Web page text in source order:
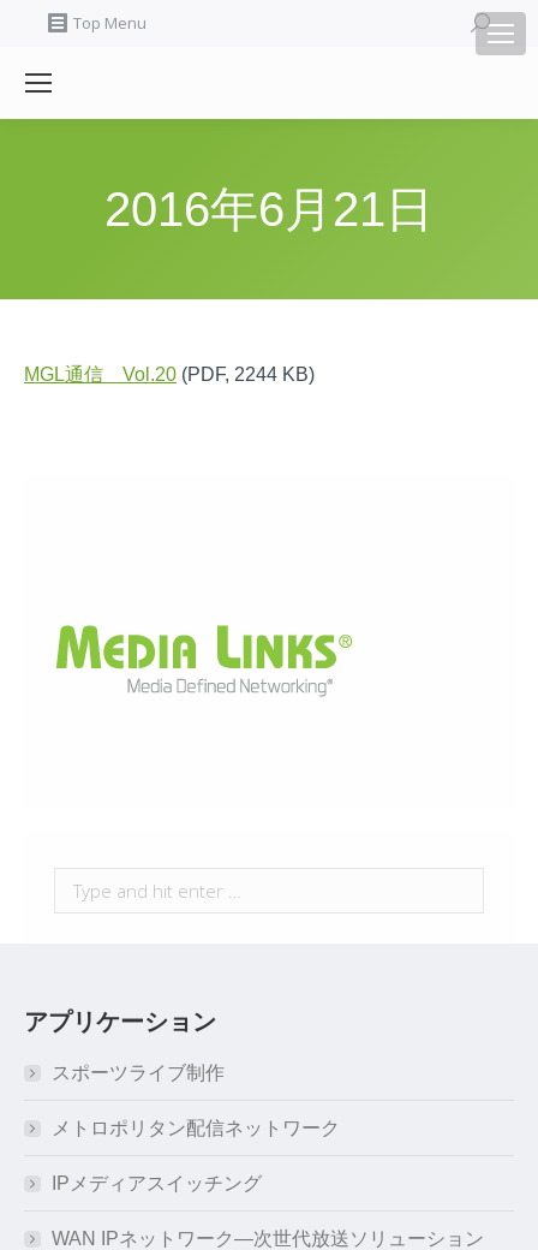
Top Menu Search:
2016年6月21日
MGL通信 Vol.20 (PDF, 2244 KB)
Search:
アプリケーション
スポーツライブ制作
メトロポリタン配信ネットワーク
IPメディアスイッチング
WAN IPネットワーク―次世代放送ソリューション